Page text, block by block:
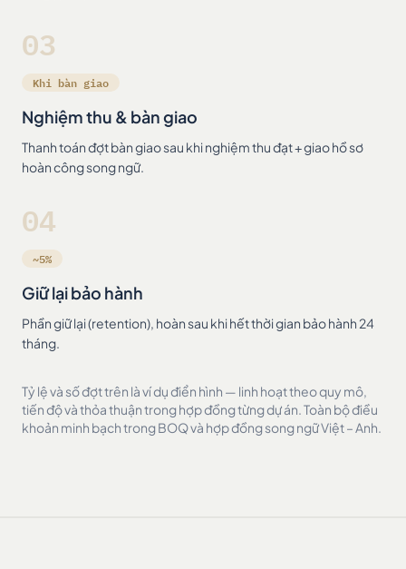
03
Khi bàn giao
Nghiệm thu & bàn giao
Thanh toán đợt bàn giao sau khi nghiệm thu đạt + giao hồ sơ
hoàn công song ngữ.
04
~5%
Giữ lại bảo hành
Phần giữ lại (retention), hoàn sau khi hết thời gian bảo hành 24
tháng.
Tỷ lệ và số đợt trên là ví dụ điển hình — linh hoạt theo quy mô,
tiến độ và thỏa thuận trong hợp đồng từng dự án. Toàn bộ điều
khoản minh bạch trong BOQ và hợp đồng song ngữ Việt – Anh.